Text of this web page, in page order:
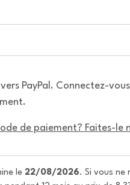
PayPal. Connectez-
de paiement? Faites-le
le 22/08/2026. Si vous ne